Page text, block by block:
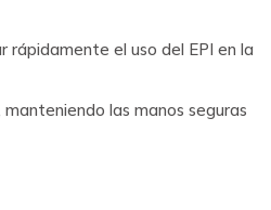
rápidamente el uso del EPI en la
las manos seguras